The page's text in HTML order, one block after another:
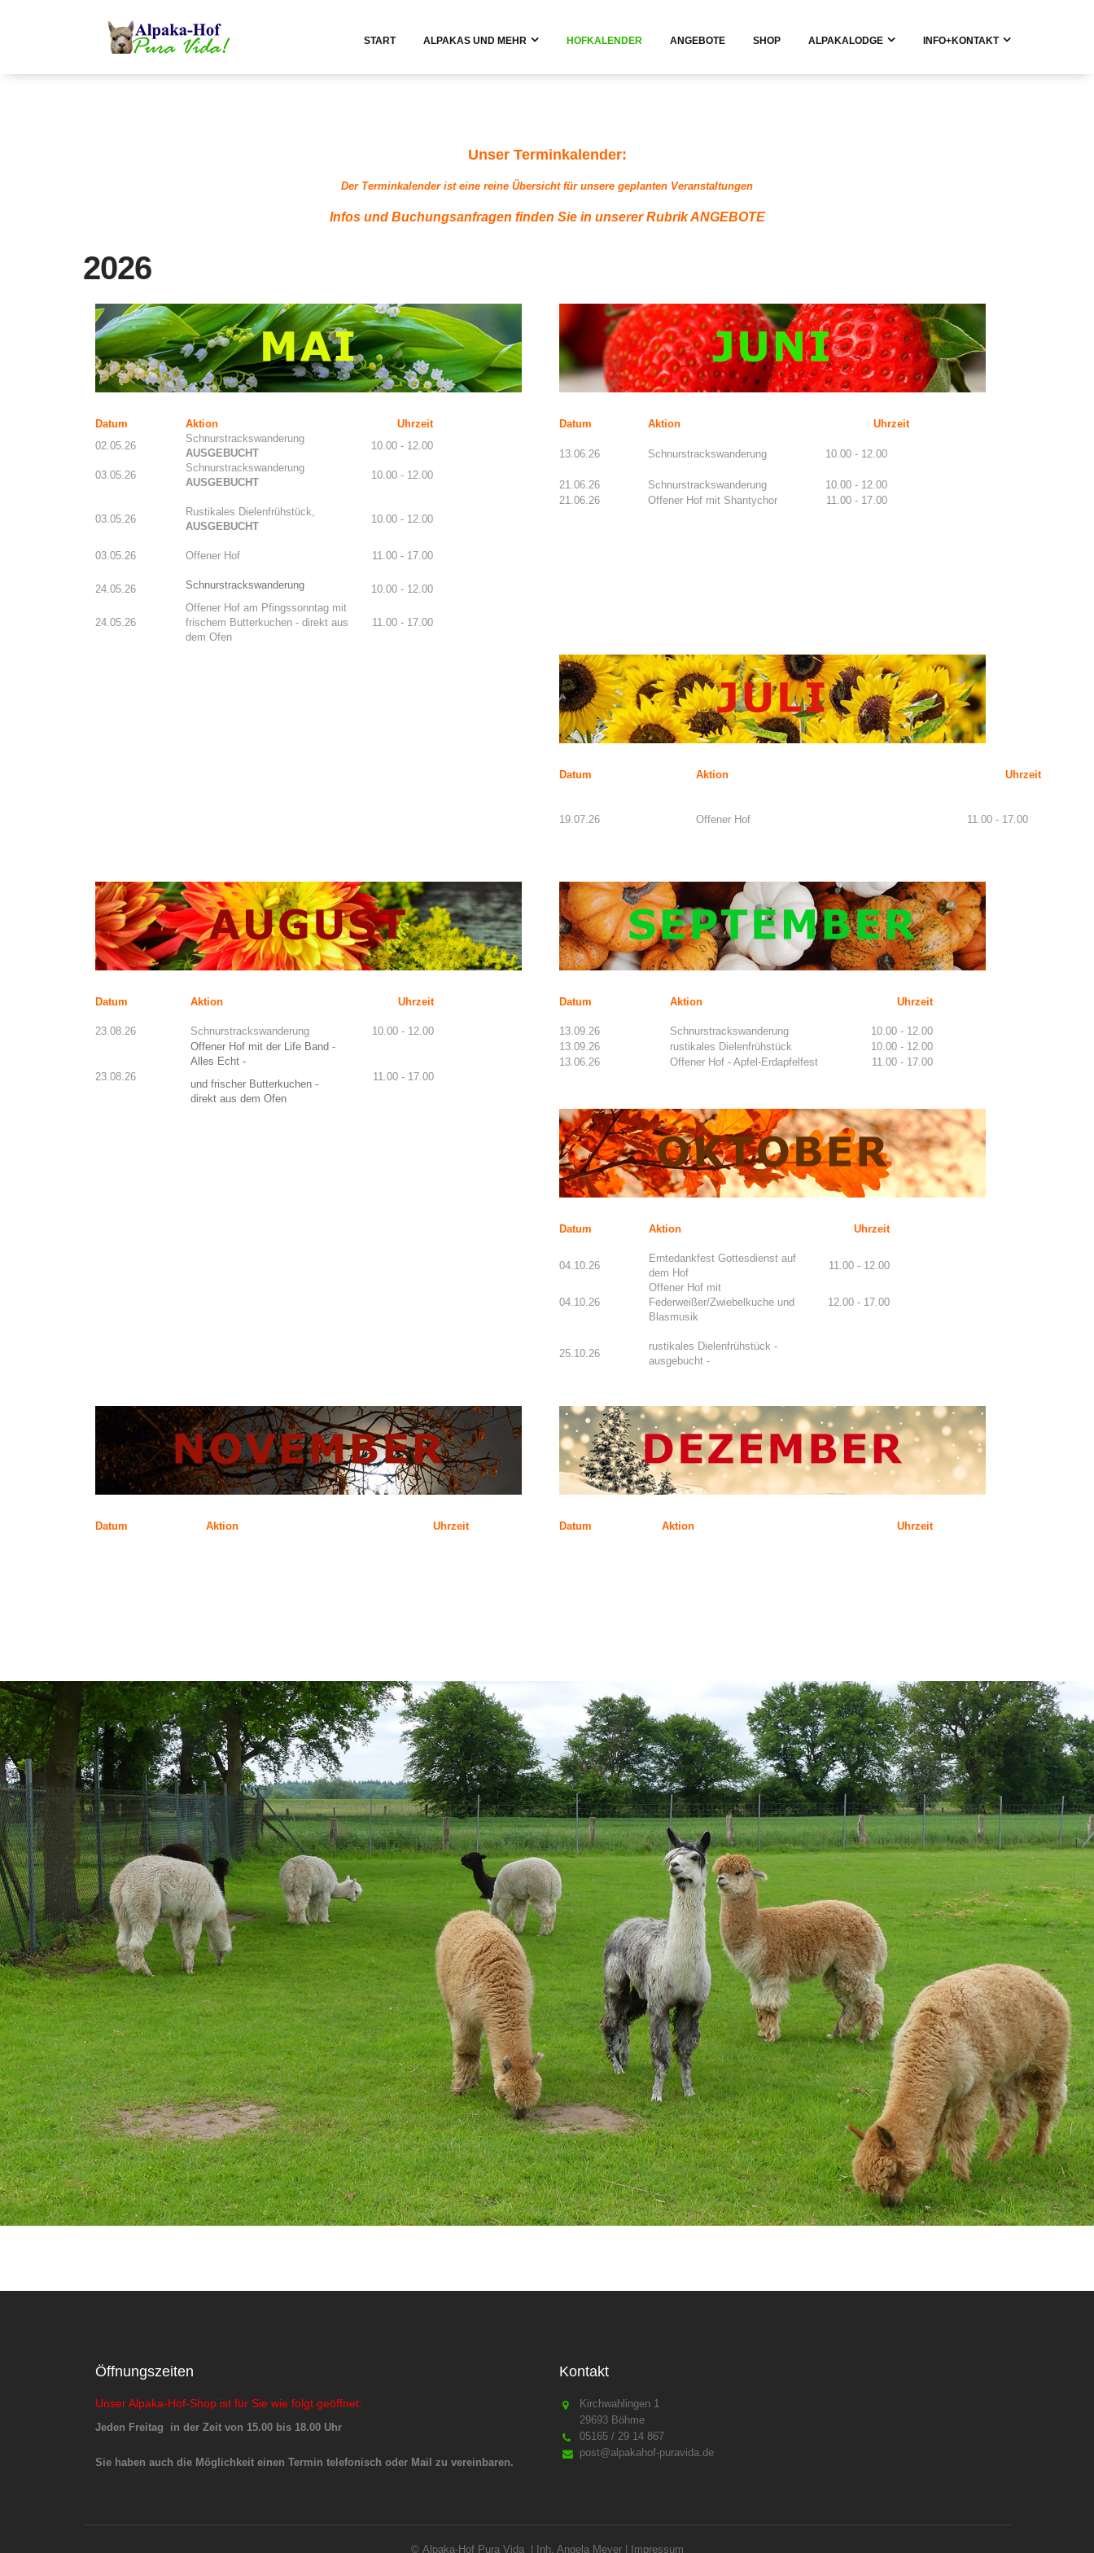
START ALPAKAS UND MEHR HOFKALENDER ANGEBOTE SHOP ALPAKALODGE INFO+KONTAKT
Unser Terminkalender:
Der Terminkalender ist eine reine Übersicht für unsere geplanten Veranstaltungen
Infos und Buchungsanfragen finden Sie in unserer Rubrik ANGEBOTE
2026
Datum Aktion
Uhrzeit
02.05.26
Schnurstrackswanderung
AUSGEBUCHT
10.00 - 12.00
03.05.26
Schnurstrackswanderung
AUSGEBUCHT
10.00 - 12.00
03.05.26
Rustikales Dielenfrühstück,
AUSGEBUCHT
10.00 - 12.00
03.05.26 Offener Hof 11.00 - 17.00
24.05.26 Schnurstrackswanderung 10.00 - 12.00
24.05.26
Offener Hof am Pfingssonntag mit
frischem Butterkuchen - direkt aus
dem Ofen
11.00 - 17.00
Datum Aktion Uhrzeit
13.06.26 Schnurstrackswanderung 10.00 - 12.00
21.06.26 Schnurstrackswanderung
10.00 - 12.00
21.06.26
Offener Hof mit Shantychor 11.00 - 17.00
Datum Aktion Uhrzeit
19.07.26 Offener Hof 11.00 - 17.00
Datum Aktion Uhrzeit
23.08.26 Schnurstrackswanderung 10.00 - 12.00
23.08.26
Offener Hof mit der Life Band -
Alles Echt -
und frischer Butterkuchen -
direkt aus dem Ofen
11.00 - 17.00
Datum Aktion Uhrzeit
13.09.26 Schnurstrackswanderung
10.00 - 12.00
13.09.26
rustikales Dielenfrühstück
10.00 - 12.00
13.06.26
Offener Hof - Apfel-Erdapfelfest 11.00 - 17.00
Datum Aktion Uhrzeit
04.10.26
Erntedankfest Gottesdienst auf
dem Hof
11.00 - 12.00
04.10.26
Offener Hof mit
Federweißer/Zwiebelkuche und
Blasmusik
12.00 - 17.00
25.10.26
rustikales Dielenfrühstück -
ausgebucht -
Datum Aktion Uhrzeit Datum Aktion Uhrzeit
Öffnungszeiten
Unser Alpaka-Hof-Shop ist für Sie wie folgt geöffnet:
Jeden Freitag in der Zeit von 15.00 bis 18.00 Uhr
Sie haben auch die Möglichkeit einen Termin telefonisch oder Mail zu vereinbaren.
Kontakt
Kirchwahlingen 1
29693 Böhme
05165 / 29 14 867
post@alpakahof-puravida.de
© Alpaka-Hof Pura Vida | Inh. Angela Meyer | Impressum